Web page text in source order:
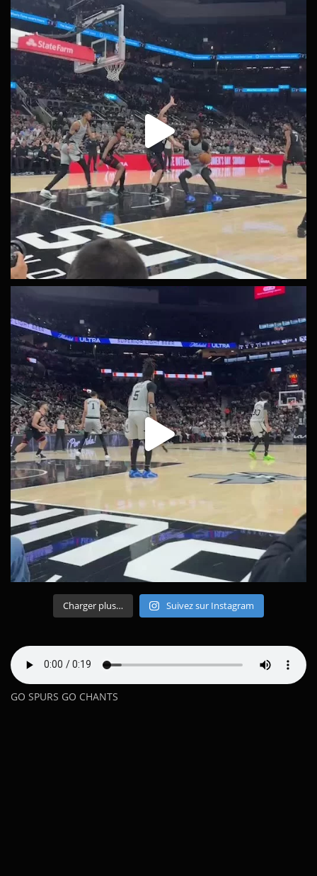
Charger plus… Suivez sur Instagram
GO SPURS GO CHANTS